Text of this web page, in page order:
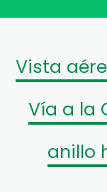
Vista
Vía a la
anillo